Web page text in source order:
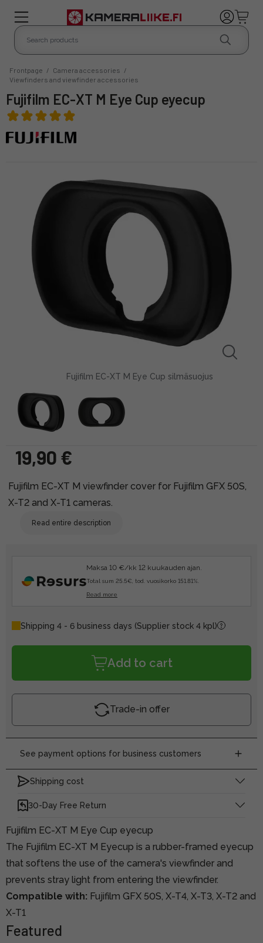
Frontpage / Camera accessories /
Viewfinders and viewfinder accessories
Fujifilm EC-XT M Eye Cup eyecup
Fujifilm EC-XT M Eye Cup silmäsuojus
19,90 €
Fujifilm EC-XT M viewfinder cover for Fujifilm GFX 50S,
X-T2 and X-T1 cameras.
Read entire description
Maksa 10 €/kk 12 kuukauden ajan.
Total sum 25.5€, tod. vuosikorko 151.81%.
Read more
Shipping 4 - 6 business days (Supplier stock 4 kpl)
Add to cart
Trade-in offer
See payment options for business customers
Shipping cost
30-Day Free Return
Fujifilm EC-XT M Eye Cup eyecup
The Fujifilm EC-XT M Eyecup is a rubber-framed eyecup
that softens the use of the camera's viewfinder and
prevents stray light from entering the viewfinder.
Compatible with: Fujifilm GFX 50S, X-T4, X-T3, X-T2 and
X-T1
Featured